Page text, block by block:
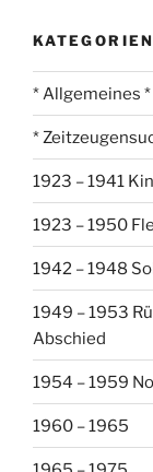
KATEGORIEN
* Allgemeines *
*
1923 – 1941
1923 – 1950
1942 – 1948
1949 – 1953
Abschied
1954 – 1959
1960 – 1965